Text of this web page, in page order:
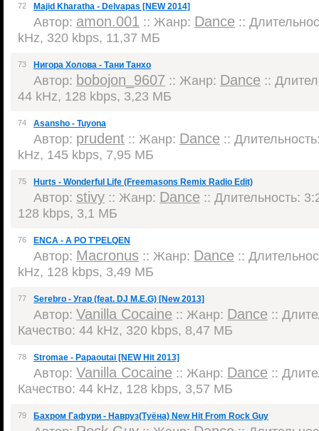
72 Majid Kharatha - Delvapas [NEW 2014]
Автор: amon.001 :: Жанр: Dance ::
kHz, 320 kbps, 11,37 МБ
73 Нигора Холова - Тани Танхо
Автор: bobojon_9607 :: Жанр: Dance ::
44 kHz, 128 kbps, 3,23 МБ
74 Asansho - Tuyona
Автор: prudent :: Жанр: Dance ::
kHz, 145 kbps, 7,95 МБ
75 Hurts - Wonderful Life (Freemasons Remix Radio Edit)
Автор: stivy :: Жанр: Dance :: Длительность:
128 kbps, 3,1 МБ
76 ENCA - A PO T'PELQEN
Автор: Macronus :: Жанр: Dance ::
kHz, 128 kbps, 3,49 МБ
77 Serebro - Угар (feat. DJ M.E.G) [New 2013]
Автор: Vanilla Cocaine :: Жанр: Dance ::
Качество: 44 kHz, 320 kbps, 8,47 МБ
78 Stromae - Papaoutai [NEW Hit 2013]
Автор: Vanilla Cocaine :: Жанр: Dance ::
Качество: 44 kHz, 128 kbps, 3,57 МБ
79 Бахром Гафури - Навруз(Туёна) New Hit From Rock Guy